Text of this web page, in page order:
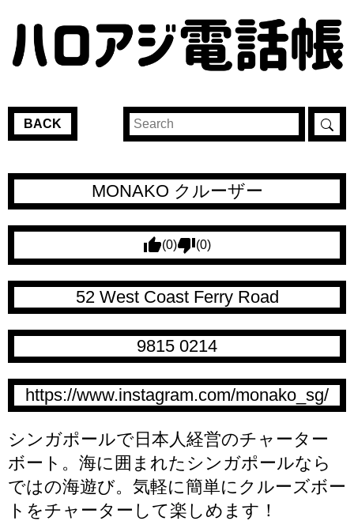
BACK
MONAKO クルーザー
(0) (0)
52 West Coast Ferry Road
9815 0214
https://www.instagram.com/monako_sg/
シンガポールで日本人経営のチャーター
ボート。海に囲まれたシンガポールなら
ではの海遊び。気軽に簡単にクルーズボー
トをチャーターして楽しめます！